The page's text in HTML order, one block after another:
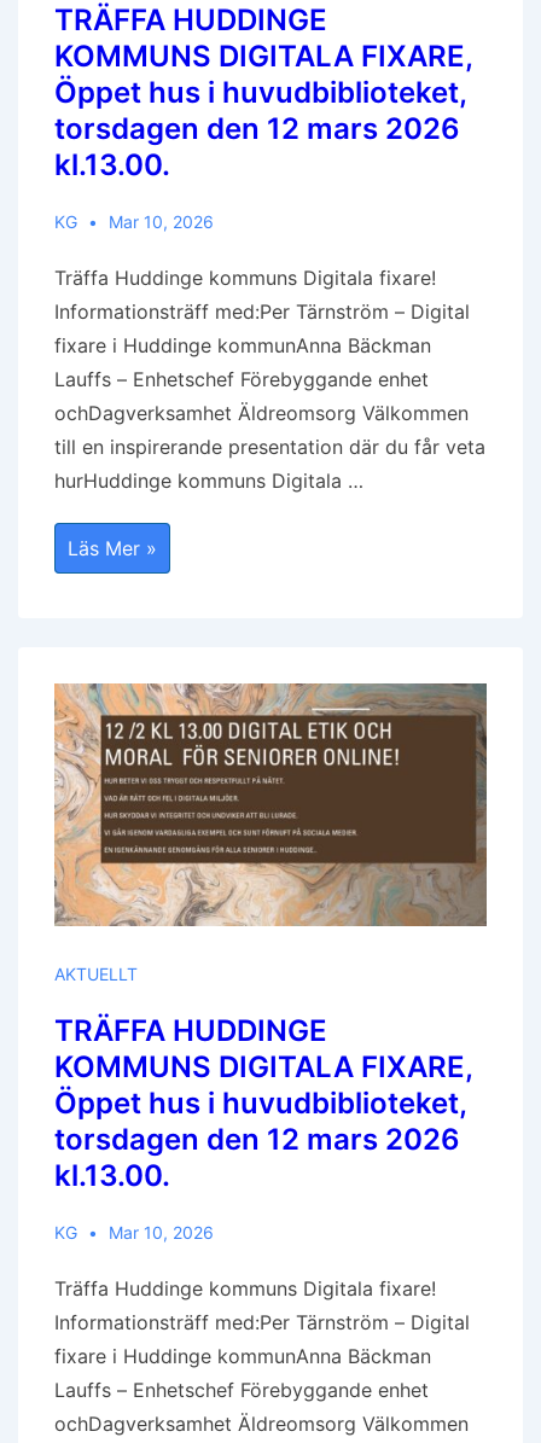
TRÄFFA HUDDINGE
KOMMUNS DIGITALA FIXARE,
Öppet hus i huvudbiblioteket,
torsdagen den 12 mars 2026
kl.13.00.
KG Mar 10, 2026
Träffa Huddinge kommuns Digitala fixare!
Informationsträff med:Per Tärnström – Digital
fixare i Huddinge kommunAnna Bäckman
Lauffs – Enhetschef Förebyggande enhet
ochDagverksamhet Äldreomsorg Välkommen
till en inspirerande presentation där du får veta
hurHuddinge kommuns Digitala …
TRÄFFA
HUDDINGE
KOMMUNS
Huvudbiblioteket,
Torsdagen
Den
12
Mars
2026
Kl.13.00.
Läs Mer »
AKTUELLT
TRÄFFA HUDDINGE
KOMMUNS DIGITALA FIXARE,
Öppet hus i huvudbiblioteket,
torsdagen den 12 mars 2026
kl.13.00.
KG Mar 10, 2026
Träffa Huddinge kommuns Digitala fixare!
Informationsträff med:Per Tärnström – Digital
fixare i Huddinge kommunAnna Bäckman
Lauffs – Enhetschef Förebyggande enhet
ochDagverksamhet Äldreomsorg Välkommen